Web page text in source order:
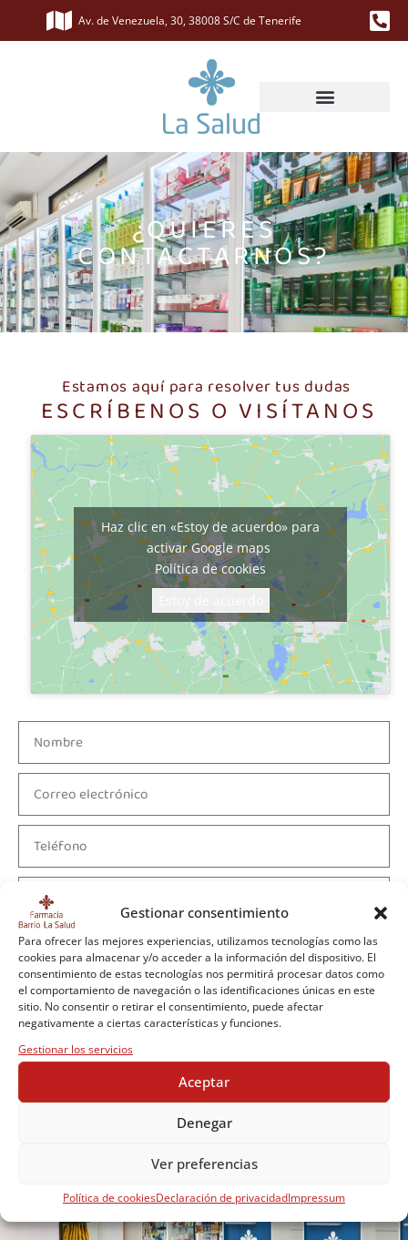
Gestionar consentimiento
Para ofrecer las mejores experiencias, utilizamos tecnologías como las
cookies para almacenar y/o acceder a la información del dispositivo. El
consentimiento de estas tecnologías nos permitirá procesar datos como
el comportamiento de navegación o las identificaciones únicas en este
sitio. No consentir o retirar el consentimiento, puede afectar
negativamente a ciertas características y funciones.
Gestionar los servicios
Aceptar
Denegar
Ver preferencias
Política de cookiesDeclaración de privacidadImpressum
Av. de Venezuela, 30, 38008 S/C de Tenerife
¿QUIERES
CONTACTARNOS?
Estamos aquí para resolver tus dudas
ESCRÍBENOS O VISÍTANOS
Haz clic en «Estoy de acuerdo» para
activar Google maps
Política de cookies
He leído y aceptopolítica de privacidad
ENVIAR